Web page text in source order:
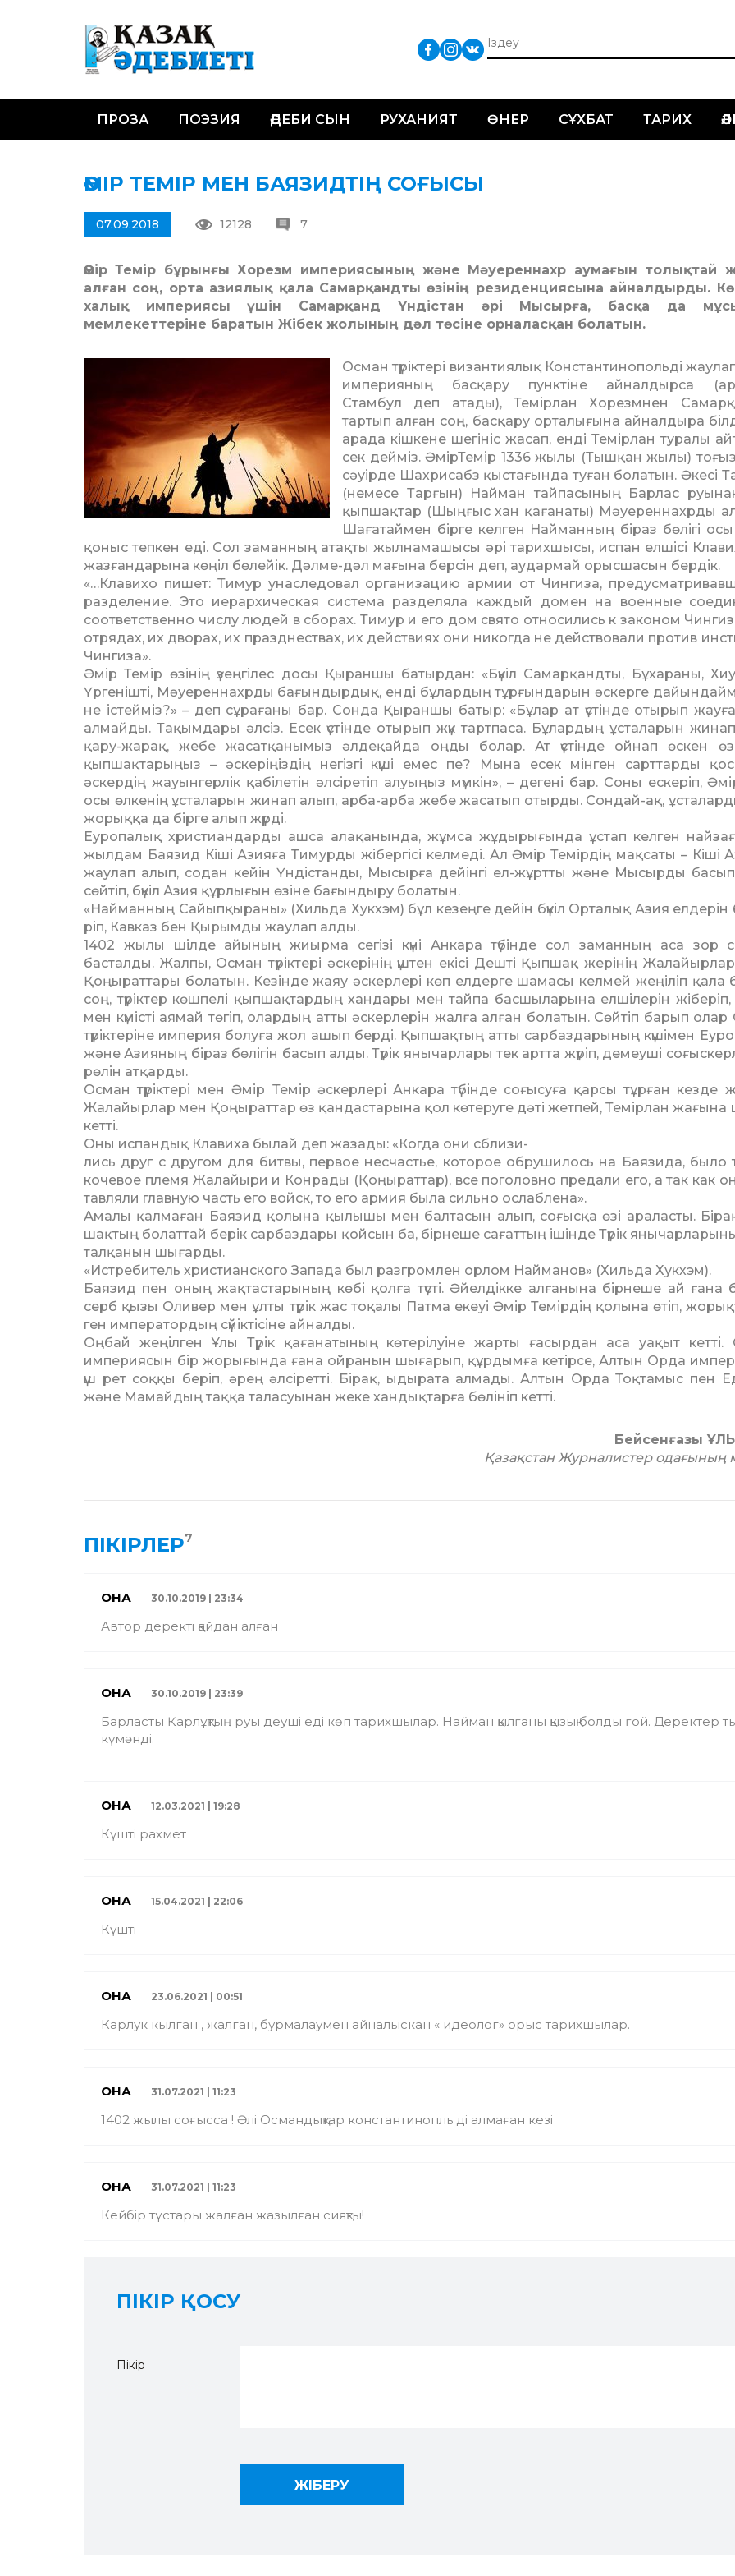
ПРОЗА ПОЭЗИЯ ӘДЕБИ СЫН РУХАНИЯТ ӨНЕР СҰХБАТ ТАРИХ
ӘМІР ТЕМІР МЕН БАЯЗИДТІҢ СОҒЫСЫ
07.09.2018 12128 7
Әмір Темір бұрынғы Хорезм империясының және Мәуереннахр аумағын толықтай
алған соң, орта азиялық қала Самарқандты өзінің резиденциясына айналдырды.
халық империясы үшін Самарқанд Үндістан әрі Мысырға, басқа да
мемлекеттеріне баратын Жібек жолының дәл төсіне орналасқан болатын.
Осман түріктері византиялық Константинопольді
империяның басқару пунктіне айналдырса
Стамбул деп атады), Темірлан Хорезмнен
тартып алған соң, бас­қару орталығына айналдыра
арада кішкене шегініс жасап, енді Темірлан туралы
сек дейміз. ӘмірТемір 1336 жы­лы (Тышқан жылы)
сәуір­­де Шахрисабз қыстағында ту­­ған болатын. Әкесі
(немесе Тарғын) Найман тайпасы­ның Барлас руынан.
қып­шақ­тар (Шыңғыс хан қағанаты) Мәуереннахрды
Шаға­тай­мен бірге келген Найманның біраз бөлігі
қоныс тепкен еді. Сол заманның атақты жылнама­шысы әрі тарихшысы, испан елшісі
жазғандарына көңіл бөлейік. Дәлме-дәл мағына берсін деп, аудармай орысшасын бердік.
«…Клавихо пишет: Тимур унас­ледовал организацию армии от Чингиза,
разделение. Это иерархическая система разделяла каждый домен на военные
соответ­с­твен­но числу людей в сборах. Ти­мур и его дом свято относились к законом
отрядах, их дворах, их празднествах, их дейс­т­виях они никогда не дейст­вовали против
Чингиза».
Әмір Темір өзінің үзеңгілес досы Қыраншы батырдан: «Бүкіл Самарқандты, Бұхараны,
Үргенішті, Мәуереннахрды бағындырдық, енді бұлардың тұрғындарын әскерге
не істейміз?» – деп сұра­ғаны бар. Сонда Қыраншы батыр: «Бұлар ат үстінде отырып
алмайды. Тақымдары әлсіз. Есек үстінде отырып жүк тартпаса. Бұлардың ұсталарын
қару-жарақ, жебе жасатқанымыз әлдеқайда оңды болар. Ат үстінде ойнап өскен
қыпшақта­ры­ңыз – әскеріңіздің негізгі күші емес пе? Мына есек мінген сарт­тар­ды
әскердің жауын­герлік қабілетін әлсіретіп алуыңыз мүмкін», – дегені бар. Соны ес­ке­ріп,
осы өлкенің ұс­та­ла­рын жинап алып, арба-арба жебе жасатып отырды. Сондай-ақ,
жорыққа да бірге алып жүрді.
Еуропалық христиандарды ашса алақанында, жұмса жұдыры­ғында ұстап келген
жылдам Баязид Кіші Азияға Ти­мур­ды жібергісі келмеді. Ал Әмір Темірдің мақсаты – Кіші
жаулап алып, содан кейін Үндіс­тан­ды, Мысырға дейінгі ел-жұрт­ты және Мысырды
сөйтіп, бүкіл Азия құрлығын өзіне бағын­дыру болатын.
«Найманның Сайыпқыраны» (Хильда Хукхэм) бұл кезеңге дейін бүкіл Орталық Азия елдерін
ріп, Кавказ бен Қырымды жау­лап алды.
1402 жылы шілде айының жиыр­ма сегізі күні Анкара түбінде сол заманның аса зор
басталды. Жалпы, Осман түріктері әскерінің үштен екісі Дешті Қып­шақ жерінің
Қоңыраттары болатын. Кезінде жаяу әскерлері көп елдерге шама­сы келмей жеңіліп қала
соң, түріктер көшпелі қыпшақтар­дың хандары мен тайпа басшыла­ры­на елшілерін
мен күмісті аямай төгіп, олардың атты әскерлерін жалға алған бола­тын. Сөйтіп барып
түріктеріне империя болуға жол ашып берді. Қыпшақтың атты сарбаздарының күшімен
және Азияның біраз бөлігін басып алды. Түрік янычарлары тек артта жүріп, демеуші
рөлін атқарды.
Осман түріктері мен Әмір Те­мір әскерлері Анкара түбінде соғысуға қарсы тұрған кезде
Жалайырлар мен Қоңыраттар өз қандастарына қол көтеруге дәті жетпей, Темірлан
кетті.
Оны испандық Клавиха былай деп жазады: «Когда они сблизи­-
ли­сь друг с другом для битвы, первое несчастье, которое обру­шилось на Баязида, было
кочевое пле­мя Жалайыри и Кон­рады (Қоңы­рат­тар), все поголовно предали его, а так как
тавляли главную часть его войск, то его армия была сильно осла­б­лена».
Амалы қалмаған Баязид қо­лы­на қылышы мен балтасын алып, со­ғыс­қа өзі араласты.
шақ­тың болаттай берік сарбаздары қой­сын ба, бірнеше сағаттың ішін­де Түрік
талқанын шығарды.
«Истребитель христианского Запада был разгромлен орлом Найманов» (Хильда Хукхэм).
Баязид пен оның жақтастары­ның көбі қолға түсті. Әйелдікке алғанына бірнеше ай ғана
серб қызы Оливер мен ұлты түрік жас тоқалы Патма екеуі Әмір Те­мір­­дің қолына өтіп,
ген императордың сүйіктісіне ай­налды.
Оңбай жеңілген Ұлы Түрік қағанатының көтерілуіне жарты ғасырдан аса уақыт кетті.
империясын бір жорығында ғана ойранын шығарып, құрдымға кетірсе, Алтын Орда
үш рет соққы беріп, әрең әлсіретті. Бірақ, ыдырата алмады. Алтын Орда Тоқтамыс пен
және Мамайдың таққа таласуынан жеке хандықтарға бөлініп кетті.
Бейсенғазы
Қазақстан Журналистер одағының
ПІКІРЛЕР7
ҚОНАҚ 30.10.2019 | 23:34
Автор деректі қайдан алған
ҚОНАҚ 30.10.2019 | 23:39
Барласты Қарлұқтың руы деуші еді көп тарихшылар. Найман қылғаны қызық болды ғой. Деректер
күмәнді.
ҚОНАҚ 12.03.2021 | 19:28
Күшті рахмет
ҚОНАҚ 15.04.2021 | 22:06
Күшті
ҚОНАҚ 23.06.2021 | 00:51
Карлук кылган , жалган, бурмалаумен айналыскан « идеолог» орыс тарихшылар.
ҚОНАҚ 31.07.2021 | 11:23
1402 жылы соғысса ! Әлі Османдықтар константинопль ді алмаған кезі
ҚОНАҚ 31.07.2021 | 11:23
Кейбір тұстары жалған жазылған сияқты!
ПІКІР ҚОСУ
Пікір